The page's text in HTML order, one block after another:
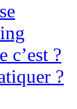
c’est ?
?